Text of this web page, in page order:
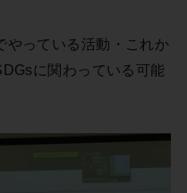
やっている活動・これか
に関わっている可能